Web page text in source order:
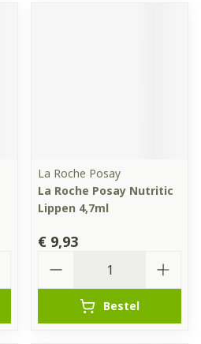
La Roche Posay
La Roche Posay Nutritic
Lippen 4,7ml
€ 9,93
Bestel